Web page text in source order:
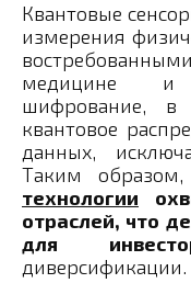
Квантовые
измерения
медицине и
шифрование, в
квантовое
данных,
Таким образом,
технологии
отраслей, что
для
диверсификации.